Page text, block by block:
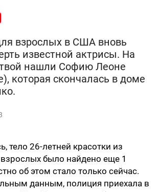
взрослых в США вновь
известной актрисы. На
нашли Софию Леоне
которая скончалась в доме
тело 26-летней красотки из
было найдено еще 1
об этом стало только сейчас.
данным, полиция приехала в